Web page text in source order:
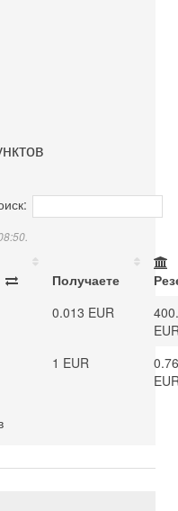
Получаете
0.013 EUR
1 EUR